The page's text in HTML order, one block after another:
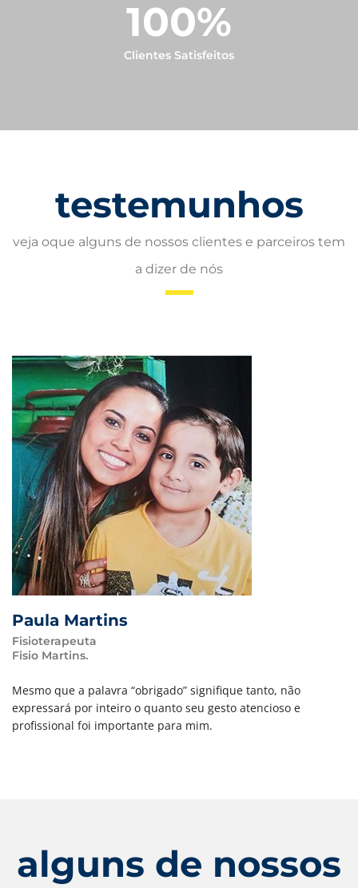
100%
Clientes Satisfeitos
testemunhos
veja oque alguns de nossos clientes e parceiros tem
a dizer de nós
Paula Martins
Fisioterapeuta
Fisio Martins.
Mesmo que a palavra “obrigado” signifique tanto, não
expressará por inteiro o quanto seu gesto atencioso e
profissional foi importante para mim.
alguns de nossos